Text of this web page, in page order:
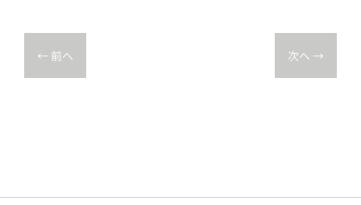
← 前へ 次へ →